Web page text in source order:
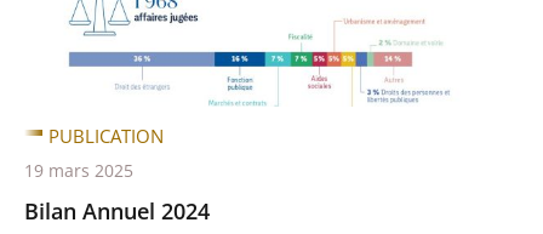
Bilan Annuel 2024
PUBLICATION
19 mars 2025